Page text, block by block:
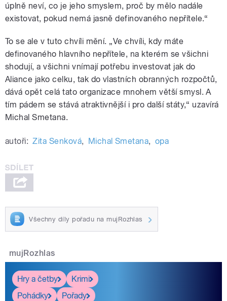
úplně neví, co je jeho smyslem, proč by mělo nadále
existovat, pokud nemá jasně definovaného nepřítele.“
To se ale v tuto chvíli mění. „Ve chvíli, kdy máte
definovaného hlavního nepřítele, na kterém se všichni
shodují, a všichni vnímají potřebu investovat jak do
Aliance jako celku, tak do vlastních obranných rozpočtů,
dává opět celá tato organizace mnohem větší smysl. A
tím pádem se stává atraktivnější i pro další státy,“ uzavírá
Michal Smetana.
autoři: Zita Senková, Michal Smetana, opa
Všechny díly pořadu na mujRozhlas
mujRozhlas
Hry a četby
Krimi
Pohádky
Pořady